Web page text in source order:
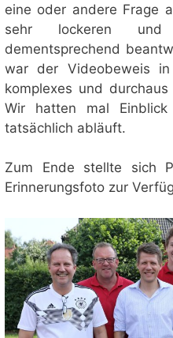
eine oder andere Frage
sehr lockeren
dementsprechend
war der Videobeweis
komplexes und
Wir hatten mal
tatsächlich abläuft.
Zum Ende stellte sich
Erinnerungsfoto zur